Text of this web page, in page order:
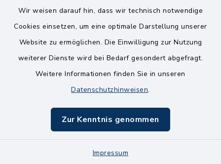
Wir weisen darauf hin, dass wir technisch notwendige
Cookies einsetzen, um eine optimale Darstellung unserer
Website zu ermöglichen. Die Einwilligung zur Nutzung
weiterer Dienste wird bei Bedarf gesondert abgefragt.
Weitere Informationen finden Sie in unseren
Datenschutzhinweisen.
Zur Kenntnis genommen
Impressum
Kontakt
Barrierefreiheit
Impressum
Sitemap